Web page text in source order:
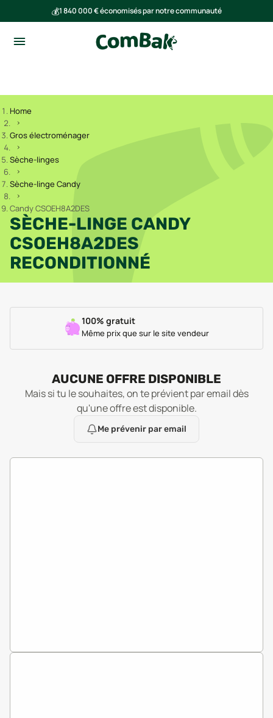
💰1 840 000 € économisés par notre communauté
Home
Gros électroménager
Sèche-linges
Sèche-linge Candy
Candy CSOEH8A2DES
SÈCHE-LINGE CANDY
CSOEH8A2DES
RECONDITIONNÉ
100% gratuit
Même prix que sur le site vendeur
AUCUNE OFFRE DISPONIBLE
Mais si tu le souhaites, on te prévient par email dès
qu'une offre est disponible.
Me prévenir par email